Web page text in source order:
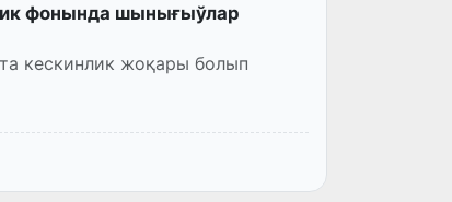
фонында шынығыўлар
кескинлик жоқары болып